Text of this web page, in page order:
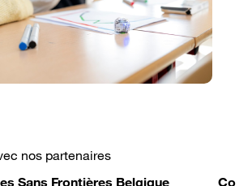
nos partenaires
Sans Frontières Belgique